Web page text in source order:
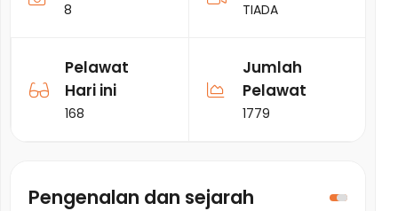
8 TIADA
Pelawat
Hari ini
168
Jumlah
Pelawat
1779
Pengenalan dan sejarah